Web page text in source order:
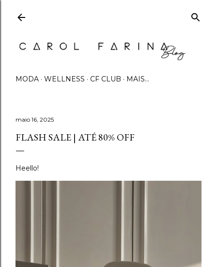
MODA WELLNESS CF CLUB MAIS…
maio 16, 2025
FLASH SALE | ATÉ 80% OFF
Heello!